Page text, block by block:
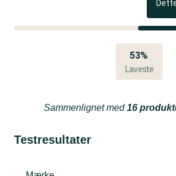
53%
Laveste
Sammenlignet med16
Testresultater